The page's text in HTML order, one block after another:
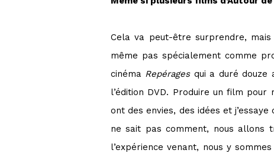
Cela va peut-être surprendre,
même pas spécialement comme
cinéma Repérages qui a duré douze
l’édition DVD. Produire un film pour
ont des envies, des idées et
ne sait pas comment, nous allons
l’expérience venant, nous y